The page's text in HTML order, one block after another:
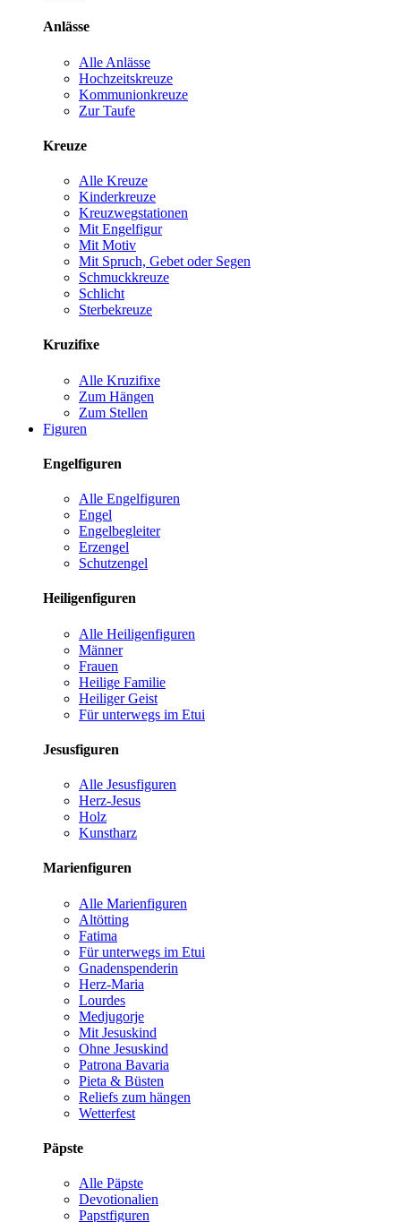
Anlässe
Alle Anlässe
Hochzeitskreuze
Kommunionkreuze
Zur Taufe
Kreuze
Alle Kreuze
Kinderkreuze
Kreuzwegstationen
Mit Engelfigur
Mit Motiv
Mit Spruch, Gebet oder Segen
Schmuckkreuze
Schlicht
Sterbekreuze
Kruzifixe
Alle Kruzifixe
Zum Hängen
Zum Stellen
Figuren
Engelfiguren
Alle Engelfiguren
Engel
Engelbegleiter
Erzengel
Schutzengel
Heiligenfiguren
Alle Heiligenfiguren
Männer
Frauen
Heilige Familie
Heiliger Geist
Für unterwegs im Etui
Jesusfiguren
Alle Jesusfiguren
Herz-Jesus
Holz
Kunstharz
Marienfiguren
Alle Marienfiguren
Altötting
Fatima
Für unterwegs im Etui
Gnadenspenderin
Herz-Maria
Lourdes
Medjugorje
Mit Jesuskind
Ohne Jesuskind
Patrona Bavaria
Pieta & Büsten
Reliefs zum hängen
Wetterfest
Päpste
Alle Päpste
Devotionalien
Papstfiguren